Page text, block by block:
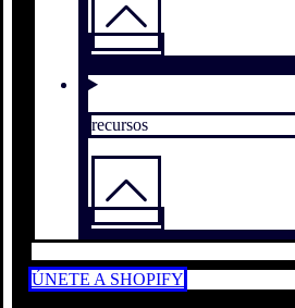
recursos
ÚNETE A SHOPIFY